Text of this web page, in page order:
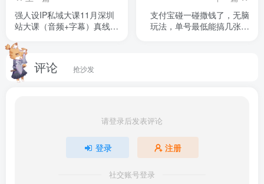
ai飞机(高流量，高转化，李张开头)(1).mp4
ai人物替换(1).mp4
Tc联盟tiktok海外拉新核心课件1-飞书云文档2-.mp4
纯实拍强引导教程视频(1).mp4
强人设IP私域大课11月深圳
站大课（音频+字幕）真线索
支付宝碰一碰撒钱了，无脑
玩法，单号最低能搞几张，
评论 抢沙发
请登录后发表评论
登录 注册
社交账号登录